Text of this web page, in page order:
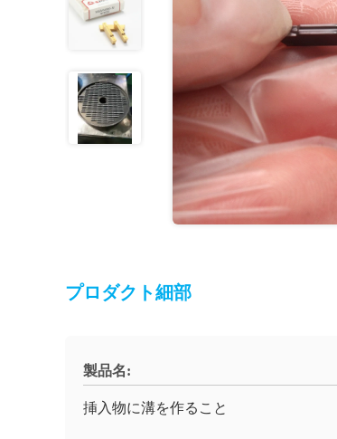
プロダクト細部
製品名:
挿入物に溝を作ること